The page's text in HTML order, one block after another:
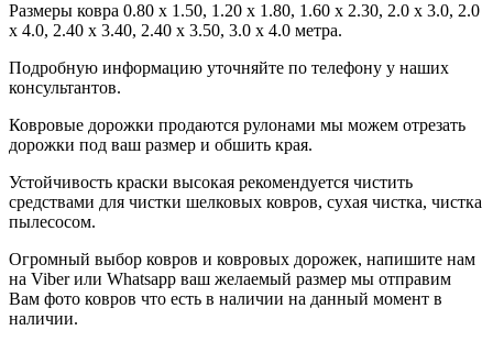
Размеры ковра 0.80 х 1.50, 1.20 х 1.80, 1.60 х 2.30, 2.0 х 3.0, 2.0
х 4.0, 2.40 х 3.40, 2.40 х 3.50, 3.0 х 4.0 метра.
Подробную информацию уточняйте по телефону у наших
консультантов.
Ковровые дорожки продаются рулонами мы можем отрезать
дорожки под ваш размер и обшить края.
Устойчивость краски высокая рекомендуется чистить
средствами для чистки шелковых ковров, сухая чистка, чистка
пылесосом.
Огромный выбор ковров и ковровых дорожек, напишите нам
на Viber или Whatsapp ваш желаемый размер мы отправим
Вам фото ковров что есть в наличии на данный момент в
наличии.